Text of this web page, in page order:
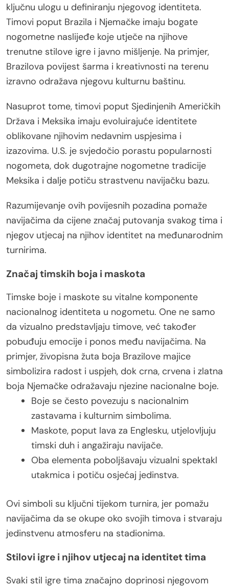
ključnu ulogu u definiranju njegovog identiteta.
Timovi poput Brazila i Njemačke imaju bogate
nogometne naslijeđe koje utječe na njihove
trenutne stilove igre i javno mišljenje. Na primjer,
Brazilova povijest šarma i kreativnosti na terenu
izravno odražava njegovu kulturnu baštinu.
Nasuprot tome, timovi poput Sjedinjenih Američkih
Država i Meksika imaju evoluirajuće identitete
oblikovane njihovim nedavnim uspjesima i
izazovima. U.S. je svjedočio porastu popularnosti
nogometa, dok dugotrajne nogometne tradicije
Meksika i dalje potiču strastvenu navijačku bazu.
Razumijevanje ovih povijesnih pozadina pomaže
navijačima da cijene značaj putovanja svakog tima i
njegov utjecaj na njihov identitet na međunarodnim
turnirima.
Značaj timskih boja i maskota
Timske boje i maskote su vitalne komponente
nacionalnog identiteta u nogometu. One ne samo
da vizualno predstavljaju timove, već također
pobuđuju emocije i ponos među navijačima. Na
primjer, živopisna žuta boja Brazilove majice
simbolizira radost i uspjeh, dok crna, crvena i zlatna
boja Njemačke odražavaju njezine nacionalne boje.
Boje se često povezuju s nacionalnim
zastavama i kulturnim simbolima.
Maskote, poput lava za Englesku, utjelovljuju
timski duh i angažiraju navijače.
Oba elementa poboljšavaju vizualni spektakl
utakmica i potiču osjećaj jedinstva.
Ovi simboli su ključni tijekom turnira, jer pomažu
navijačima da se okupe oko svojih timova i stvaraju
jedinstvenu atmosferu na stadionima.
Stilovi igre i njihov utjecaj na identitet tima
Svaki stil igre tima značajno doprinosi njegovom